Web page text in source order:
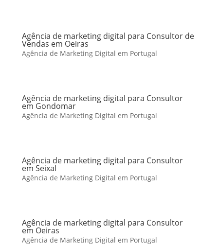
Agência de marketing digital para Consultor de
Vendas em Oeiras
Agência de Marketing Digital em Portugal
Agência de marketing digital para Consultor
em Gondomar
Agência de Marketing Digital em Portugal
Agência de marketing digital para Consultor
em Seixal
Agência de Marketing Digital em Portugal
Agência de marketing digital para Consultor
em Oeiras
Agência de Marketing Digital em Portugal